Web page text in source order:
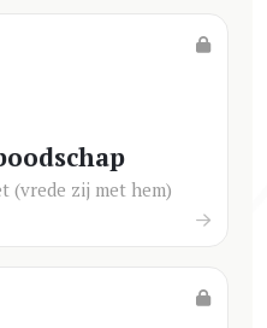
(vrede zij met hem)